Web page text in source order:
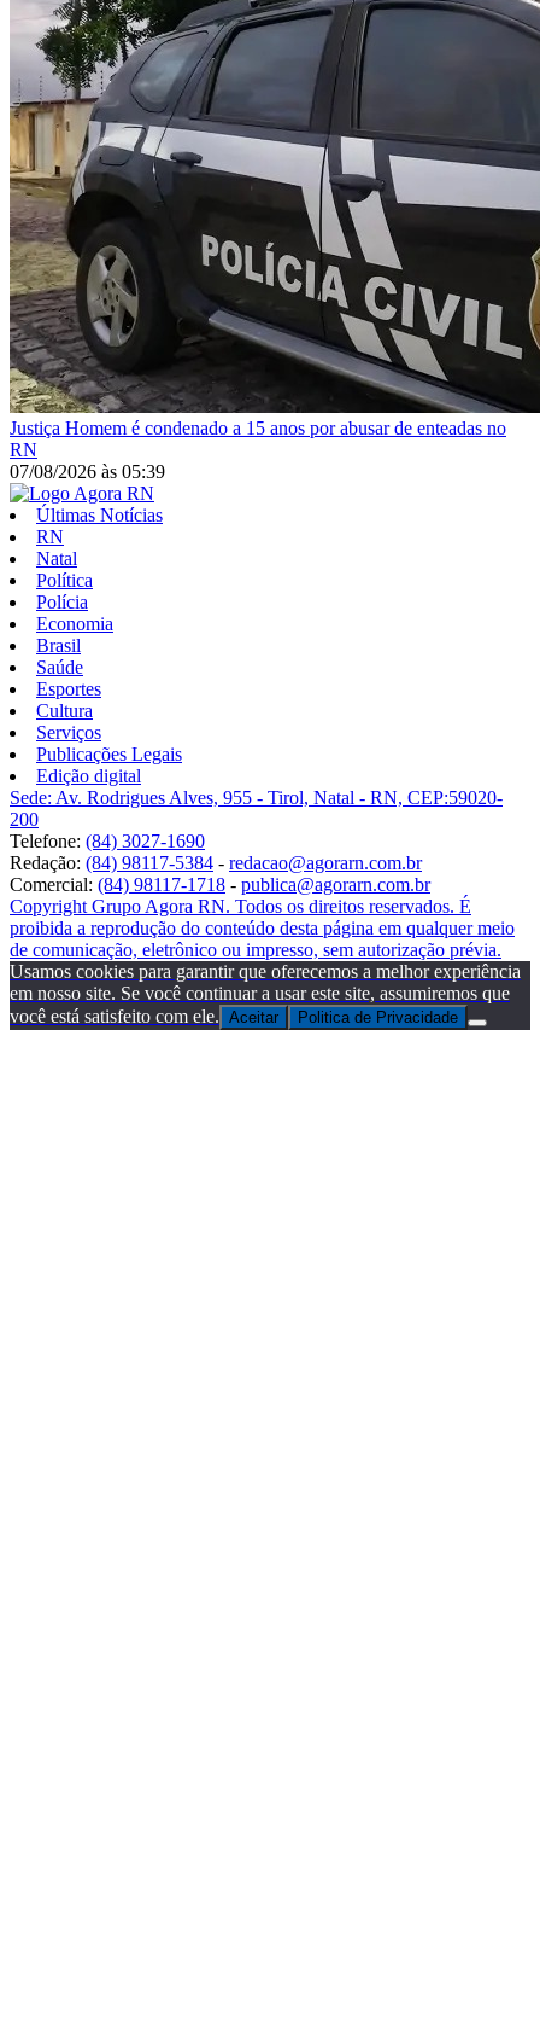
Justiça Homem é condenado a 15 anos por abusar de enteadas no
RN
07/08/2026 às 05:39
Últimas Notícias
RN
Natal
Política
Polícia
Economia
Brasil
Saúde
Esportes
Cultura
Serviços
Publicações Legais
Edição digital
Sede: Av. Rodrigues Alves, 955 - Tirol, Natal - RN, CEP:59020-
200
Telefone: (84) 3027-1690
Redação: (84) 98117-5384 - redacao@agorarn.com.br
Comercial: (84) 98117-1718 - publica@agorarn.com.br
Copyright Grupo Agora RN. Todos os direitos reservados. É
proibida a reprodução do conteúdo desta página em qualquer meio
de comunicação, eletrônico ou impresso, sem autorização prévia.
Usamos cookies para garantir que oferecemos a melhor experiência
em nosso site. Se você continuar a usar este site, assumiremos que
você está satisfeito com ele. Aceitar Politica de Privacidade